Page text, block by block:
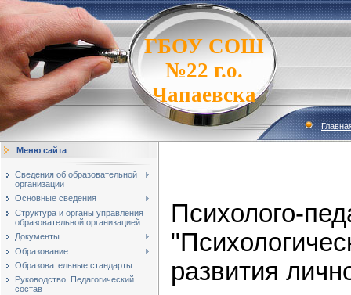
ГБОУ СОШ
№22 г.о.
Чапаевска
Меню сайта
Сведения об образовательной
организации
Основные сведения
Структура и органы управления
образовательной организацией
Документы
Образование
Образовательные стандарты
Руководство. Педагогический
состав
Психолого-
развития